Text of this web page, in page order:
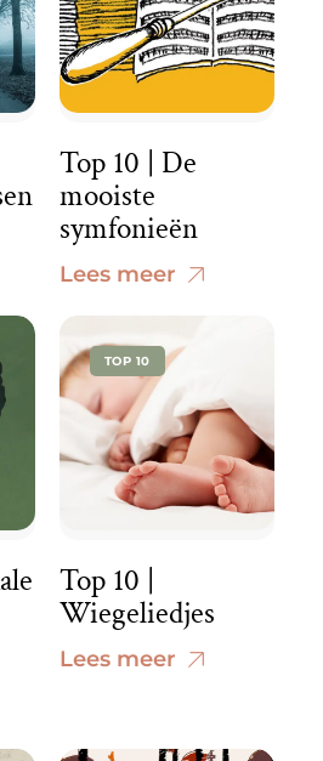
Top 10 | De
mooiste
symfonieën
Lees meer
TOP 10
Top 10 |
Wiegeliedjes
Lees meer